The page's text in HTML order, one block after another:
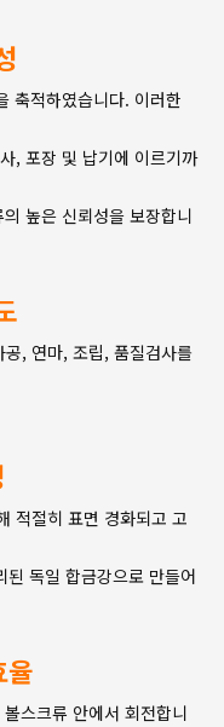
축적하였습니다. 이러한
, 포장 및 납기에 이르기까
높은 신뢰성을 보장합니
, 연마, 조립, 품질검사를
적절히 표면 경화되고 고
독일 합금강으로 만들어
율
스크류 안에서 회전합니